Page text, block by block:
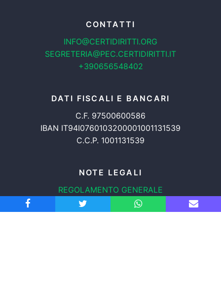
CONTATTI
INFO@CERTIDIRITTI.ORG
SEGRETERIA@PEC.CERTIDIRITTI.IT
+390656548402
DATI FISCALI E BANCARI
C.F. 97500600586
IBAN IT94I0760103200001001131539
C.C.P. 1001131539
NOTE LEGALI
REGOLAMENTO GENERALE
PROTEZIONE DATI
INFORMATIVA COOKIES